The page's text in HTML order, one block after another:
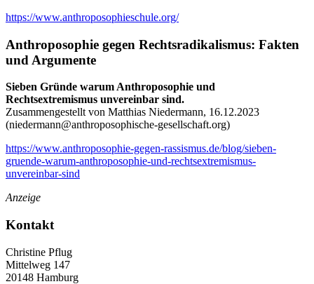
https://www.anthroposophieschule.org/
Anthroposophie gegen Rechtsradikalismus: Fakten
und Argumente
Sieben Gründe warum Anthroposophie und
Rechtsextremismus unvereinbar sind.
Zusammengestellt von Matthias Niedermann, 16.12.2023
(niedermann@anthroposophische-gesellschaft.org)
https://www.anthroposophie-gegen-rassismus.de/blog/sieben-
gruende-warum-anthroposophie-und-rechtsextremismus-
unvereinbar-sind
Anzeige
Kontakt
Christine Pflug
Mittelweg 147
20148 Hamburg